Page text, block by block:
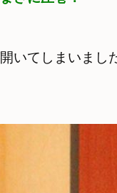
いてしまいまし